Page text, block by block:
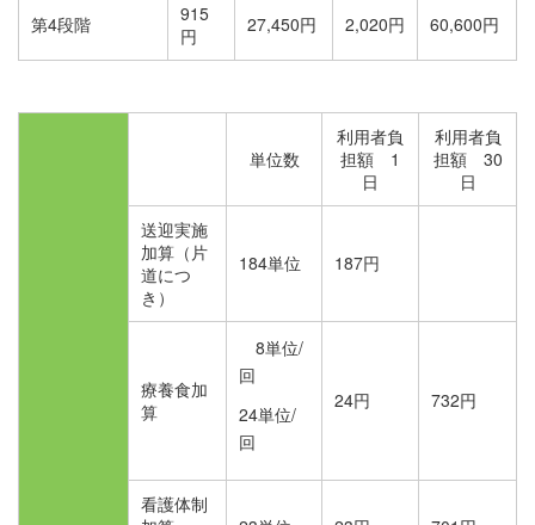
第4段階
915
円
27,450円 2,020円 60,600円
単位数
利用者負
担額 1
日
利用者負
担額 30
日
送迎実施
加算（片
道につ
き）
184単位 187円
療養食加
算
8単位/
回
24単位/
回
24円 732円
看護体制